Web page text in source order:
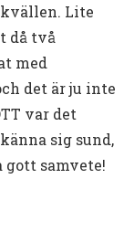
Lite
då två
med
det är ju inte
var det
sig sund,
gott samvete!